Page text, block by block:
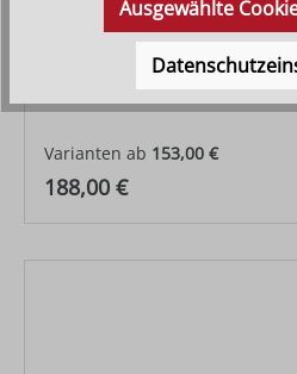
Krippenset Artis mit Stall
Varianten ab 153,00 €
Regulärer Preis:
188,00 €
Ausgewählte